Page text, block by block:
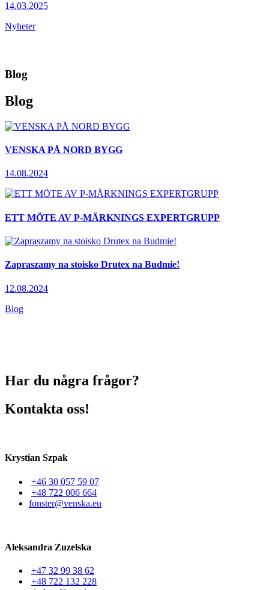
14.03.2025
Nyheter
Blog
Blog
VENSKA PÅ NORD BYGG
14.08.2024
ETT MÖTE AV P-MÄRKNINGS EXPERTGRUPP
Zapraszamy na stoisko Drutex na Budmie!
12.08.2024
Blog
Har du några frågor?
Kontakta oss!
Krystian Szpak
+46 30 057 59 07
+48 722 006 664
fonster@venska.eu
Aleksandra Zuzelska
+47 32 99 38 62
+48 722 132 228